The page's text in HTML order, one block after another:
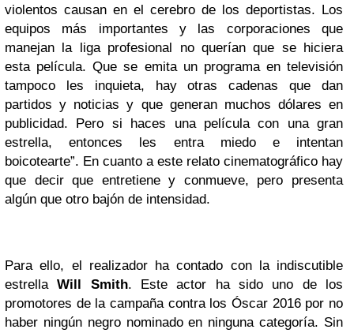
violentos causan en el cerebro de los deportistas. Los
equipos más importantes y las corporaciones que
manejan la liga profesional no querían que se hiciera
esta película. Que se emita un programa en televisión
tampoco les inquieta, hay otras cadenas que dan
partidos y noticias y que generan muchos dólares en
publicidad. Pero si haces una película con una gran
estrella, entonces les entra miedo e intentan
boicotearte”. En cuanto a este relato cinematográfico hay
que decir que entretiene y conmueve, pero presenta
algún que otro bajón de intensidad.
Para ello, el realizador ha contado con la indiscutible
estrellaWill Smith. Este actor ha sido uno de los
promotores de la campaña contra los Óscar 2016 por no
haber ningún negro nominado en ninguna categoría. Sin